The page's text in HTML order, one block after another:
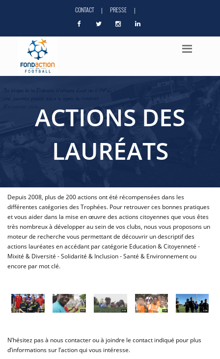
CONTACT | PRESSE |
ACTIONS DES
LAURÉATS
Depuis 2008, plus de 200 actions ont été récompensées dans les
différentes catégories des Trophées. Pour retrouver ces bonnes pratiques
et vous aider dans la mise en œuvre des actions citoyennes que vous êtes
très nombreux à développer au sein de vos clubs, nous vous proposons un
moteur de recherche vous permettant de découvrir un descriptif des
actions lauréates en accédant par catégorie Education & Citoyenneté -
Mixité & Diversité - Solidarité & Inclusion - Santé & Environnement ou
encore par mot clé.
N’hésitez pas à nous contacter ou à joindre le contact indiqué pour plus
d’informations sur l’action qui vous intéresse.